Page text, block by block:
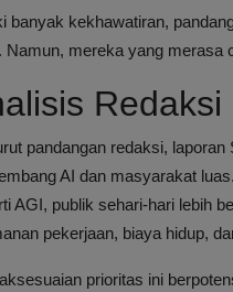
banyak kekhawatiran,
Namun, mereka yang merasa
Redaksi
pandangan redaksi,
AI dan masyarakat
AGI, publik sehari-hari lebih
pekerjaan, biaya hidup,
prioritas ini